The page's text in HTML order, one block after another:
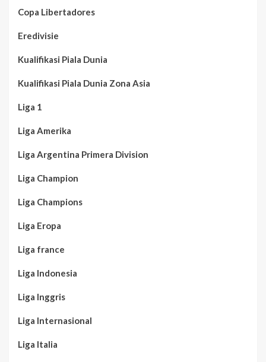
Copa Libertadores
Eredivisie
Kualifikasi Piala Dunia
Kualifikasi Piala Dunia Zona Asia
Liga 1
Liga Amerika
Liga Argentina Primera Division
Liga Champion
Liga Champions
Liga Eropa
Liga france
Liga Indonesia
Liga Inggris
Liga Internasional
Liga Italia